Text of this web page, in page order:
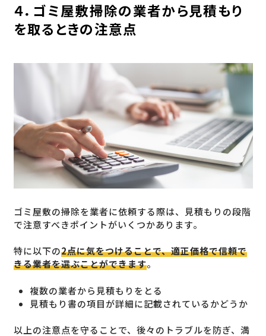
４．ゴミ屋敷掃除の業者から見積もり
を取るときの注意点
ゴミ屋敷の掃除を業者に依頼する際は、見積もりの段階
で注意すべきポイントがいくつかあります。
特に以下の2点に気をつけることで、適正価格で信頼で
きる業者を選ぶことができます。
複数の業者から見積もりをとる
見積もり書の項目が詳細に記載されているかどうか
以上の注意点を守ることで、後々のトラブルを防ぎ、満